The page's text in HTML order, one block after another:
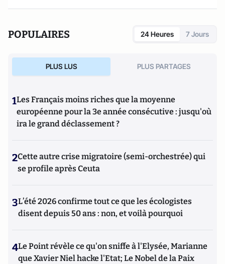
Iran.
POPULAIRES 24 Heures 7 Jours
PLUS LUS PLUS PARTAGES
1Les Français moins riches que la moyenne
européenne pour la 3e année consécutive : jusqu'où
ira le grand déclassement ?
2Cette autre crise migratoire (semi-orchestrée) qui
se profile après Ceuta
3L’été 2026 confirme tout ce que les écologistes
disent depuis 50 ans : non, et voilà pourquoi
4Le Point révèle ce qu'on sniffe à l'Elysée, Marianne
que Xavier Niel hacke l'Etat; Le Nobel de la Paix